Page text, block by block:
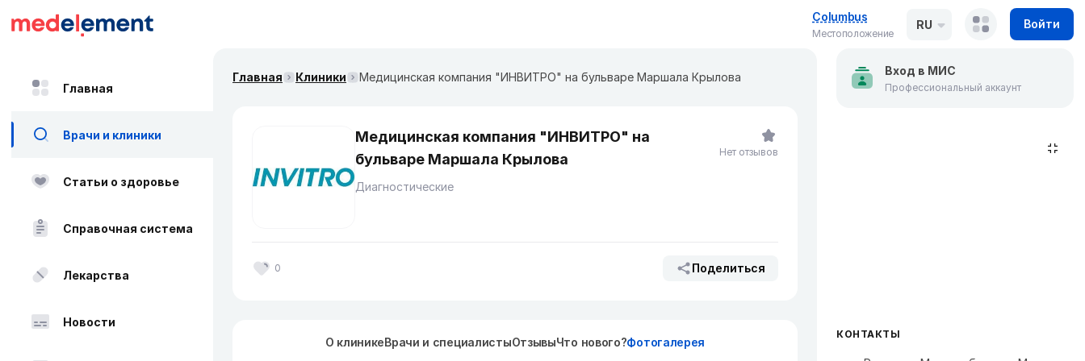
Columbus
Местоположение
RU Войти
Главная
Врачи и клиники
Статьи о здоровье
Справочная система
Лекарства
Новости
Главная Клиники Медицинская компания "ИНВИТРО" на ​бульваре Маршала Крылова
Медицинская компания "ИНВИТРО" на ​
бульваре Маршала Крылова
Диагностические
0 Поделиться
Нет отзывов
О клиникеВрачи и специалистыОтзывыЧто нового?Фотогалерея
Вход в МИС
Профессиональный аккаунт
КОНТАКТЫ